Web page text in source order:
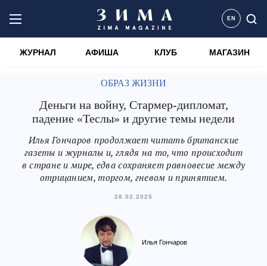
EN
ЖУРНАЛ АФИША КЛУБ МАГАЗИН
ОБРАЗ ЖИЗНИ
Деньги на войну, Стармер-дипломат,
падение «Теслы» и другие темы недели
Илья Гончаров продолжает читать британские
газеты и журналы и, глядя на то, что происходит
в стране и мире, едва сохраняет равновесие между
отрицанием, торгом, гневом и принятием.
28.02.2025
Илья Гончаров